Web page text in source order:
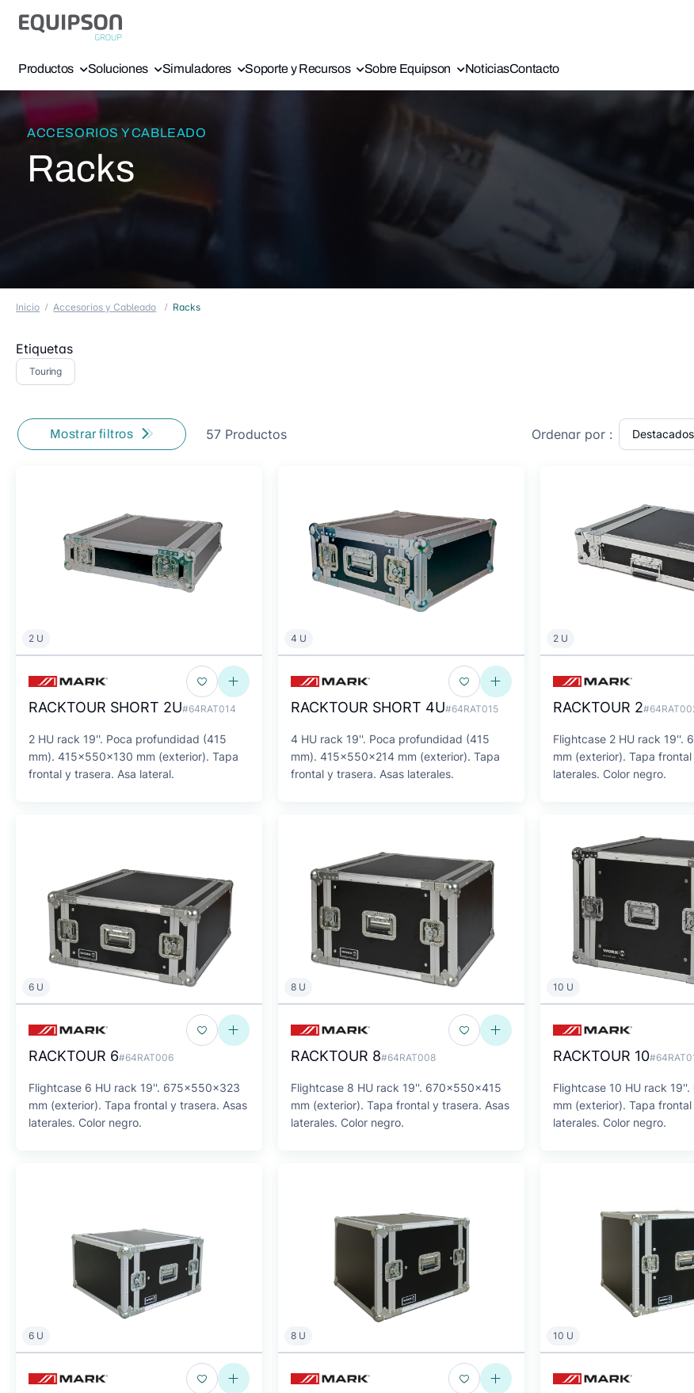
Productos Soluciones Simuladores Soporte y Recursos Sobre Equipson NoticiasContacto
ACCESORIOS Y CABLEADO
Racks
Inicio Accesorios y Cableado Racks
Etiquetas
Touring
Mostrar filtros 57 Productos Ordenar por :
2 U
RACKTOUR SHORT 2U#64RAT014
2 HU rack 19''. Poca profundidad (415
mm). 415x550x130 mm (exterior). Tapa
frontal y trasera. Asa lateral.
4 U
RACKTOUR SHORT 4U#64RAT015
4 HU rack 19''. Poca profundidad (415
mm). 415x550x214 mm (exterior). Tapa
frontal y trasera. Asas laterales.
2 U
RACKTOUR 2
Flightcase 2 HU rack 19''.
mm (exterior). Tapa
laterales. Color negro.
6 U
RACKTOUR 6#64RAT006
Flightcase 6 HU rack 19''. 675x550x323
mm (exterior). Tapa frontal y trasera. Asas
laterales. Color negro.
8 U
RACKTOUR 8#64RAT008
Flightcase 8 HU rack 19''. 670x550x415
mm (exterior). Tapa frontal y trasera. Asas
laterales. Color negro.
10 U
RACKTOUR 10
Flightcase 10 HU rack
mm (exterior). Tapa
laterales. Color negro.
6 U 8 U 10 U